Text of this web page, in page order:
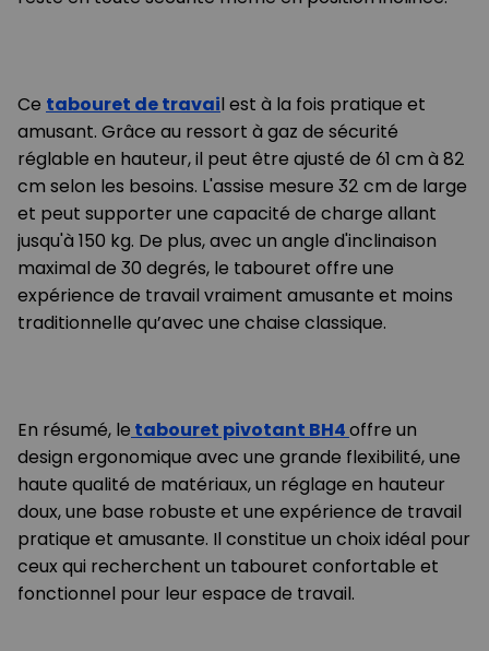
Ce tabouret de travail est à la fois pratique et
amusant. Grâce au ressort à gaz de sécurité
réglable en hauteur, il peut être ajusté de 61 cm à 82
cm selon les besoins. L'assise mesure 32 cm de large
et peut supporter une capacité de charge allant
jusqu'à 150 kg. De plus, avec un angle d'inclinaison
maximal de 30 degrés, le tabouret offre une
expérience de travail vraiment amusante et moins
traditionnelle qu’avec une chaise classique.
En résumé, le tabouret pivotant BH4offre un
design ergonomique avec une grande flexibilité, une
haute qualité de matériaux, un réglage en hauteur
doux, une base robuste et une expérience de travail
pratique et amusante. Il constitue un choix idéal pour
ceux qui recherchent un tabouret confortable et
fonctionnel pour leur espace de travail.